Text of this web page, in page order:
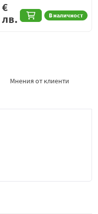
В наличност
€
лв.
Мнения от клиенти